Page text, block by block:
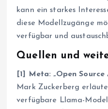
kann ein starkes
diese Modellzugänge
verfügbar und
Quellen und
[1] Meta: „Open
Mark Zuckerberg
verfügbare Llama-